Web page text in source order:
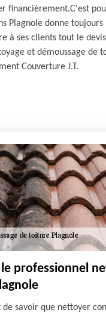
financièrement.C'est
Plagnole donne
à ses clients tout le
et démoussage de
Couverture J.T.
professionnel
de savoir que nettoyer